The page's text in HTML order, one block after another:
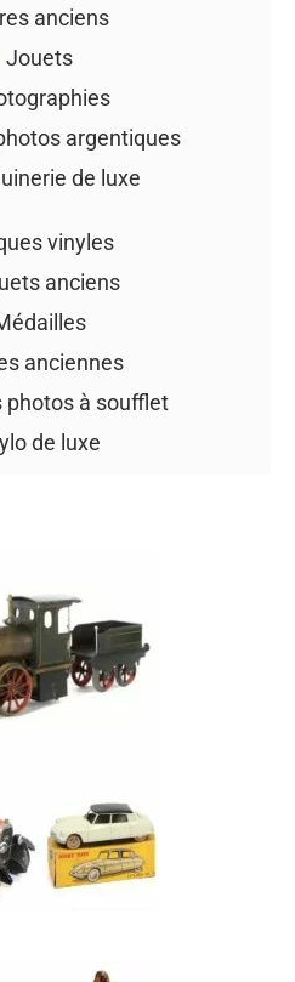
anciens
Jouets
argentiques
de luxe
vinyles
anciens
anciennes
photos à soufflet
de luxe